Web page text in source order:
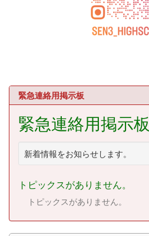
緊急連絡用掲示板
緊急連絡用掲示板
新着情報をお知らせします。
トピックスがありません。
トピックスがありません。